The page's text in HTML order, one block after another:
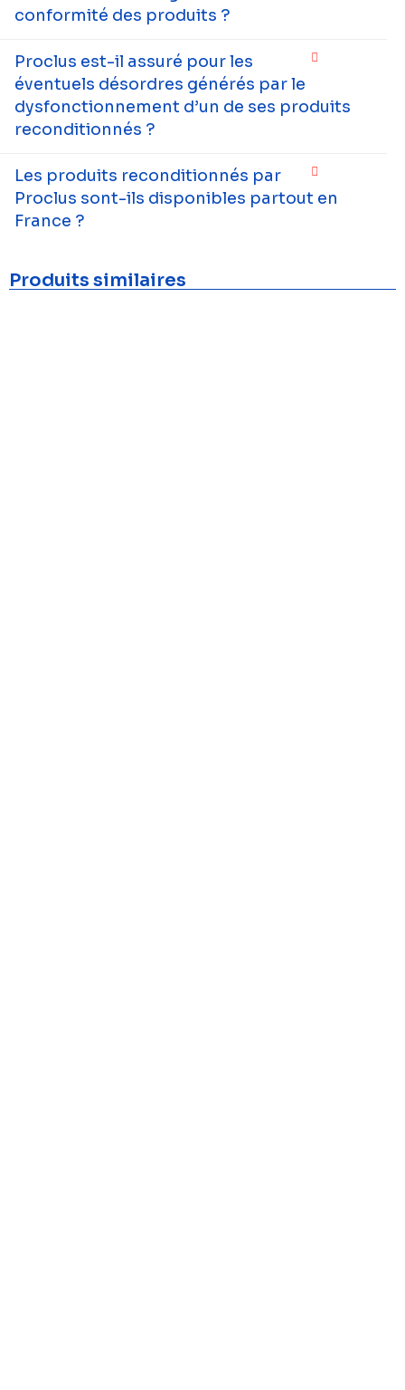
conformité des produits ?
Proclus est-il assuré pour les
éventuels désordres générés par le
dysfonctionnement d’un de ses produits
reconditionnés ?
Les produits reconditionnés par
Proclus sont-ils disponibles partout en
France ?
Produits similaires